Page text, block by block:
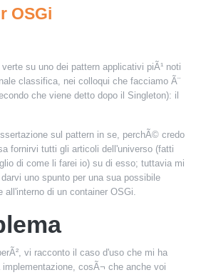
OSGi
su uno dei pattern applicativi piÃ¹ noti
classifica, nei colloqui che facciamo Ã¨
che viene detto dopo il Singleton): il
sul pattern in se, perchÃ© credo
fornirvi tutti gli articoli dell'universo (fatti
di come li farei io) su di esso; tuttavia mi
uno spunto per una sua possibile
all'interno di un container OSGi.
vi racconto il caso d'uso che mi ha
implementazione, cosÃ¬ che anche voi